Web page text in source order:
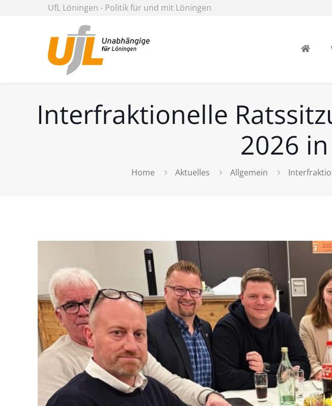
UfL Löningen - Politik für und mit Löningen
Interfraktionelle
2026
Home Aktuelles Allgemein